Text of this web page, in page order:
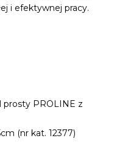
i efektywnej pracy.
prosty PROLINE z
(nr kat. 12377)